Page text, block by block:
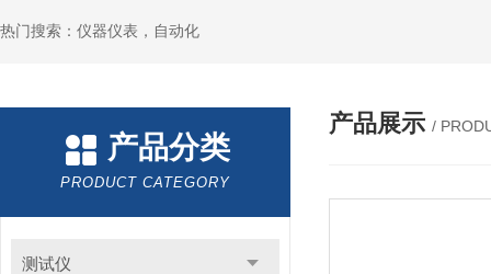
热门搜索：仪器仪表，自动化
产品分类
PRODUCT CATEGORY
测试仪
产品展示 /